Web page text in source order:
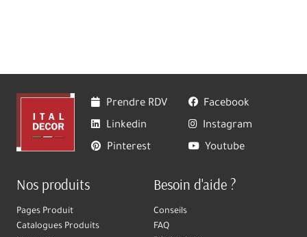
Prendre RDV
Facebook
Linkedin
Instagram
Pinterest
Youtube
Nos produits
Pages Produit
Catalogues Produits
Besoin d'aide ?
Conseils
FAQ